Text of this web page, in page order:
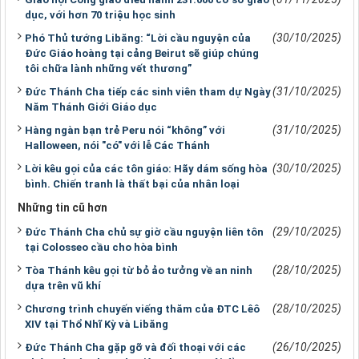
dục, với hơn 70 triệu học sinh
Phó Thủ tướng Libăng: “Lời cầu nguyện của
Đức Giáo hoàng tại cảng Beirut sẽ giúp chúng
tôi chữa lành những vết thương”
(30/10/2025)
Đức Thánh Cha tiếp các sinh viên tham dự Ngày
Năm Thánh Giới Giáo dục
(31/10/2025)
Hàng ngàn bạn trẻ Peru nói “không” với
Halloween, nói "có" với lễ Các Thánh
(31/10/2025)
Lời kêu gọi của các tôn giáo: Hãy dám sống hòa
bình. Chiến tranh là thất bại của nhân loại
(30/10/2025)
Những tin cũ hơn
Đức Thánh Cha chủ sự giờ cầu nguyện liên tôn
tại Colosseo cầu cho hòa bình
(29/10/2025)
Tòa Thánh kêu gọi từ bỏ ảo tưởng về an ninh
dựa trên vũ khí
(28/10/2025)
Chương trình chuyến viếng thăm của ĐTC Lêô
XIV tại Thổ Nhĩ Kỳ và Libăng
(28/10/2025)
Đức Thánh Cha gặp gỡ và đối thoại với các
(26/10/2025)